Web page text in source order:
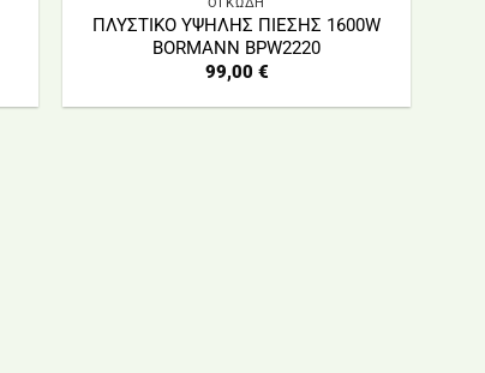
ΠΛΥΣΤΙΚΟ ΥΨΗΛΗΣ ΠΙΕΣΗΣ 1600W
BORMANN BPW2220
99,00 €